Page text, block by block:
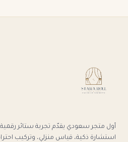
أول متجر سعودي يقدّم تجربة ستائر
استشارة ذكية، قياس منزلي، وتركيب